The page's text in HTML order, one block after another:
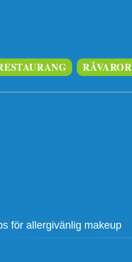
RÅVAROR
för allergivänlig makeup